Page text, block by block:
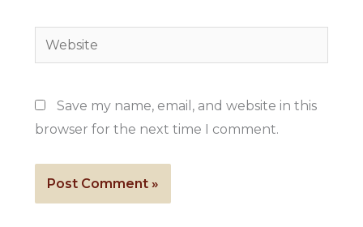
Website
Save my name, email, and website in this
browser for the next time I comment.